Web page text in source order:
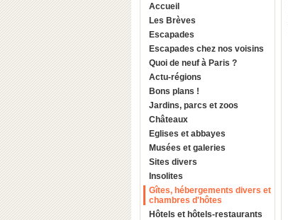
Accueil
Les Brèves
Escapades
Escapades chez nos voisins
Quoi de neuf à Paris ?
Actu-régions
Bons plans !
Jardins, parcs et zoos
Châteaux
Eglises et abbayes
Musées et galeries
Sites divers
Insolites
Gîtes, hébergements divers et
chambres d'hôtes
Hôtels et hôtels-restaurants